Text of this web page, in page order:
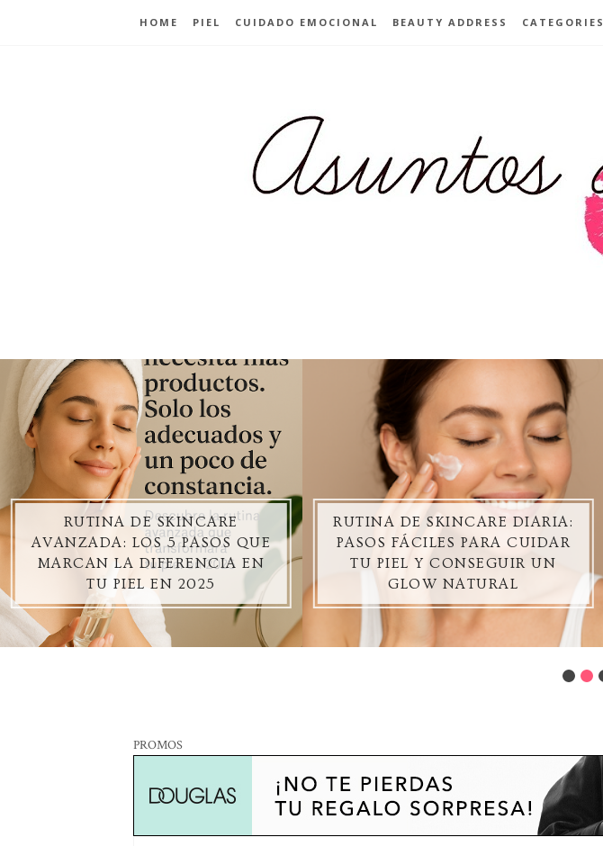
HOME PIEL CUIDADO EMOCIONAL BEAUTY ADDRESS CATEGORIES
RUTINA DE SKINCARE
AVANZADA: LOS 5 PASOS QUE
MARCAN LA DIFERENCIA EN
TU PIEL EN 2025
RUTINA DE SKINCARE DIARIA:
PASOS FÁCILES PARA CUIDAR
TU PIEL Y CONSEGUIR UN
GLOW NATURAL
PROMOS